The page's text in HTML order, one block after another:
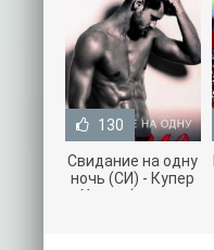
130
Свидание на одну
ночь (СИ) - Купер
Хелен (читать